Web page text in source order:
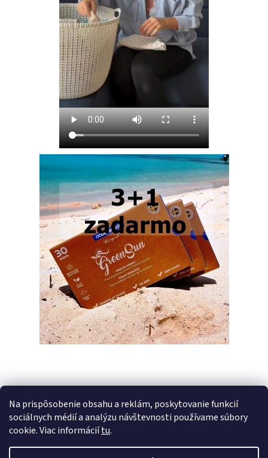
Na prispôsobenie obsahu a reklám, poskytovanie funkcií
sociálnych médií a analýzu návštevnosti používame súbory
cookie. Viac informáciítu.
PREDCHÁDZAJÚCI ČLÁNOK